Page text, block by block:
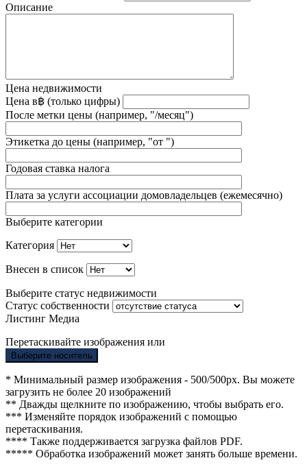
Описание
Цена недвижимости
Цена в฿ (только цифры)
После метки цены (например, "/месяц")
Этикетка до цены (например, "от ")
Годовая ставка налога
Плата за услуги ассоциации домовладельцев (ежемесячно)
Выберите категории
Категория
Внесен в список
Выберите статус недвижимости
Статус собственности
Листинг Медиа
Перетаскивайте изображения или
Выберите носитель
* Минимальный размер изображения - 500/500px. Вы можете
загрузить не более 20 изображений
** Дважды щелкните по изображению, чтобы выбрать его.
*** Изменяйте порядок изображений с помощью
перетаскивания.
**** Также поддерживается загрузка файлов PDF.
***** Обработка изображений может занять больше времени.